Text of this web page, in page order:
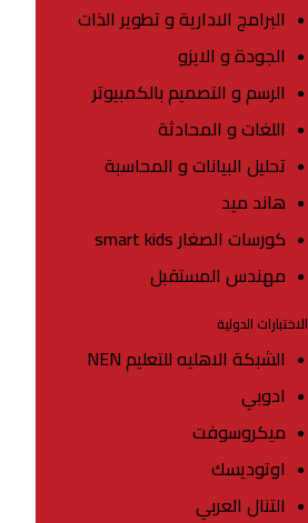
البرامج الادارية و تطوير الذات
الجودة و الايزو
الرسم و التصميم بالكمبيوتر
اللغات و المحادثة
تحليل البيانات و المحاسبة
هاند ميد
كورسات الصغار smart kids
مهندس المستقبل
الاختبارات الدولية
الشبكة الاهليه للتعليم NEN
ادوبي
ميكروسوفت
اوتوديسك
التنال العربي